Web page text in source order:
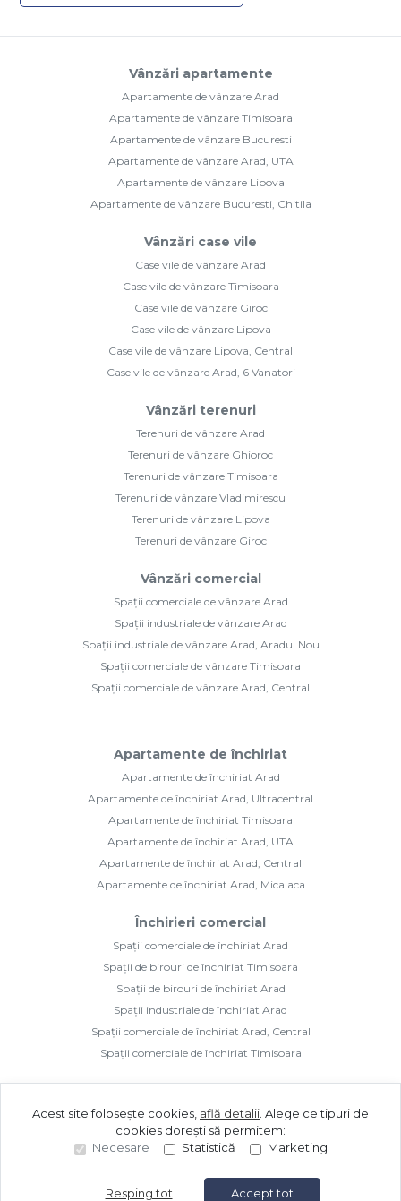
Vânzări apartamente
Apartamente de vânzare Arad
Apartamente de vânzare Timisoara
Apartamente de vânzare Bucuresti
Apartamente de vânzare Arad, UTA
Apartamente de vânzare Lipova
Apartamente de vânzare Bucuresti, Chitila
Vânzări case vile
Case vile de vânzare Arad
Case vile de vânzare Timisoara
Case vile de vânzare Giroc
Case vile de vânzare Lipova
Case vile de vânzare Lipova, Central
Case vile de vânzare Arad, 6 Vanatori
Vânzări terenuri
Terenuri de vânzare Arad
Terenuri de vânzare Ghioroc
Terenuri de vânzare Timisoara
Terenuri de vânzare Vladimirescu
Terenuri de vânzare Lipova
Terenuri de vânzare Giroc
Vânzări comercial
Spații comerciale de vânzare Arad
Spații industriale de vânzare Arad
Spații industriale de vânzare Arad, Aradul Nou
Spații comerciale de vânzare Timisoara
Spații comerciale de vânzare Arad, Central
Apartamente de închiriat
Apartamente de închiriat Arad
Apartamente de închiriat Arad, Ultracentral
Apartamente de închiriat Timisoara
Apartamente de închiriat Arad, UTA
Apartamente de închiriat Arad, Central
Apartamente de închiriat Arad, Micalaca
Închirieri comercial
Spații comerciale de închiriat Arad
Spații de birouri de închiriat Timisoara
Spații de birouri de închiriat Arad
Spații industriale de închiriat Arad
Spații comerciale de închiriat Arad, Central
Spații comerciale de închiriat Timisoara
©2026 Golden Imozone S.R.L.
Site creat în
Acest site folosește cookies, află detalii Alege ce tipuri de
cookies dorești să permitem:
Necesare
Statistică Marketing
Resping tot Accept tot